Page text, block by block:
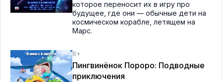
которое переносит их в игру про
будущее, где они — обычные дети на
космическом корабле, летящем на
Марс.
6+
Пингвинёнок Пороро: Подводные
приключения